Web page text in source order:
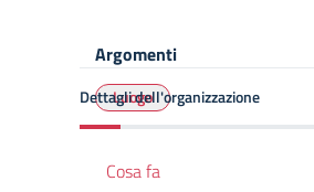
Argomenti
Luogo
Dettagli dell'organizzazione
Cosa fa